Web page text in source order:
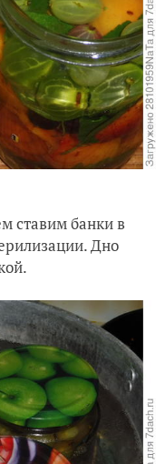
ставим банки в
Дно